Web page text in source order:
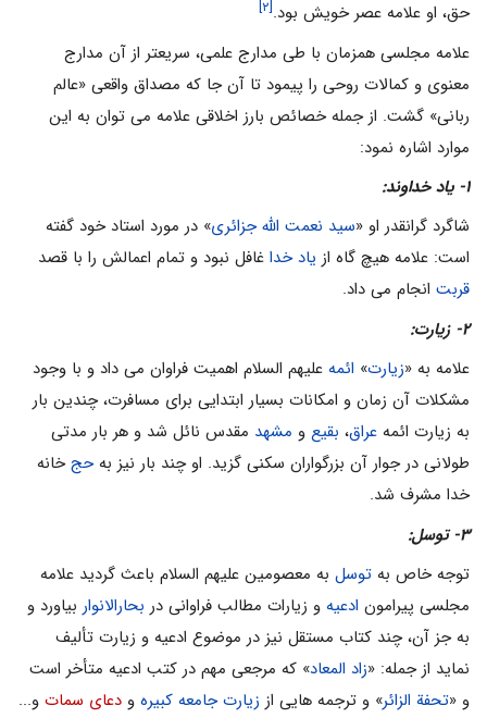
حق، او علامه عصر خویش بود.[۲]
علامه مجلسى همزمان با طى مدارج علمى، سریعتر از آن مدارج
معنوى و کمالات روحى را پیمود تا آن جا که مصداق واقعى «عالم
ربانى» گشت. از جمله خصائص بارز اخلاقى علامه مى توان به این
موارد اشاره نمود:
۱- یاد خداوند:
شاگرد گرانقدر او «سید نعمت الله جزائرى» در مورد استاد خود گفته
است: علامه هیچ گاه از یاد خدا غافل نبود و تمام اعمالش را با قصد
قربت انجام مى داد.
۲- زیارت:
علامه به «زیارت» ائمه علیهم السلام اهمیت فراوان مى داد و با وجود
مشکلات آن زمان و امکانات بسیار ابتدایى براى مسافرت، چندین بار
به زیارت ائمه عراق، بقیع و مشهد مقدس نائل شد و هر بار مدتى
طولانى در جوار آن بزرگواران سکنى گزید. او چند بار نیز بهحجخانه
خدا مشرف شد.
۳- توسل:
توجه خاص به توسل به معصومین علیهم السلام باعث گردید علامه
مجلسى پیرامون ادعیه و زیارات مطالب فراوانى در بحارالانوار بیاورد و
به جز آن، چند کتاب مستقل نیز در موضوع ادعیه و زیارت تألیف
نماید از جمله: «زاد المعاد» که مرجعى مهم در کتب ادعیه متأخر است
و «تحفة الزائر» و ترجمه هایى از زیارت جامعه کبیره و دعاى سمات و...